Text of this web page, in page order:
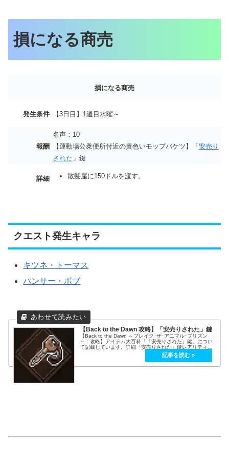
損になる商売
損になる商売
発生条件 【3日目】1週目水曜～
報酬
名声：10
【運動場公衆便所付近の黄色いモップバケツ】「安売り
された 」鍵
詳細 散髪屋に150ドルを渡す。
クエスト発生キャラ
キツネ・トーマス
パンサー・ボブ
【Back to the Dawn 攻略】「安売りされた」鍵
【Back to the Dawn ～ブレイク･ザ･アニマル･プリズン
～：攻略】アイテム大百科「「安売りされた」鍵」につい
て記載しています。詳細「安売りされた」鍵レアリティ上
級カテゴリアイテム、鍵効果（プレゼントにできない）